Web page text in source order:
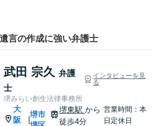
言の作成に強い弁護士
武田 宗久 弁護
士
インタビューを見
る
堺みらい創生法律事務所
大
阪
堺市
堺東駅 から
徒歩4分
営業時間：本
日定休日